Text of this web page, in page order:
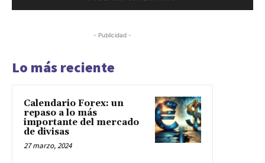
- Publicidad -
Lo más reciente
Calendario Forex: un
repaso a lo más
importante del mercado
de divisas
27 marzo, 2024